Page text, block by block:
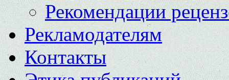
Рекомендации
Рекламодателям
Контакты